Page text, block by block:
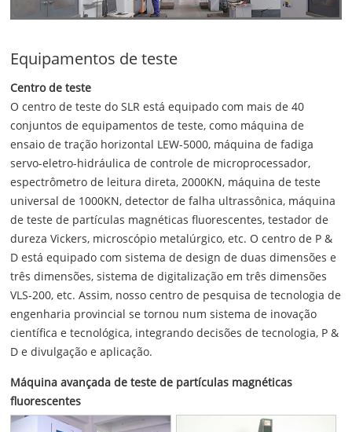
Equipamentos de teste
Centro de teste
O centro de teste do SLR está equipado com mais de 40
conjuntos de equipamentos de teste, como máquina de
ensaio de tração horizontal LEW-5000, máquina de fadiga
servo-eletro-hidráulica de controle de microprocessador,
espectrômetro de leitura direta, 2000KN, máquina de teste
universal de 1000KN, detector de falha ultrassônica, máquina
de teste de partículas magnéticas fluorescentes, testador de
dureza Vickers, microscópio metalúrgico, etc. O centro de P &
D está equipado com sistema de design de duas dimensões e
três dimensões, sistema de digitalização em três dimensões
VLS-200, etc. Assim, nosso centro de pesquisa de tecnologia de
engenharia provincial se tornou num sistema de inovação
científica e tecnológica, integrando decisões de tecnologia, P &
D e divulgação e aplicação.
Máquina avançada de teste de partículas magnéticas
fluorescentes